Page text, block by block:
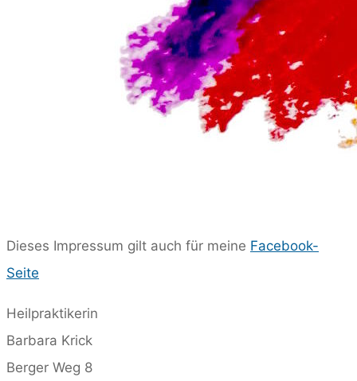
Datenschutzerklärung
IMPRESSUM
Dieses Impressum gilt auch für meine Facebook-
Seite
Heilpraktikerin
Barbara Krick
Berger Weg 8